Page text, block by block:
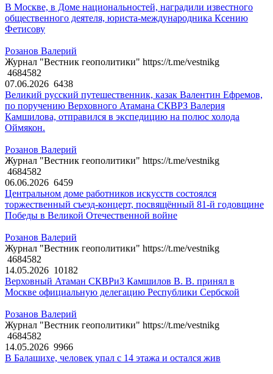
В Москве, в Доме национальностей, наградили известного
общественного деятеля, юриста-международника Ксению
Фетисову
Розанов Валерий
Журнал "Вестник геополитики" https://t.me/vestnikg
4684582
07.06.2026 6438
Великий русский путешественник, казак Валентин Ефремов,
по поручению Верховного Атамана СКВРЗ Валерия
Камшилова, отправился в экспедицию на полюс холода
Оймякон.
Розанов Валерий
Журнал "Вестник геополитики" https://t.me/vestnikg
4684582
06.06.2026 6459
Центральном доме работников искусств состоялся
торжественный съезд-концерт, посвящённый 81-й годовщине
Победы в Великой Отечественной войне
Розанов Валерий
Журнал "Вестник геополитики" https://t.me/vestnikg
4684582
14.05.2026 10182
Верховный Атаман СКВРиЗ Камшилов В. В. принял в
Москве официальную делегацию Республики Сербской
Розанов Валерий
Журнал "Вестник геополитики" https://t.me/vestnikg
4684582
14.05.2026 9966
В Балашихе, человек упал с 14 этажа и остался жив